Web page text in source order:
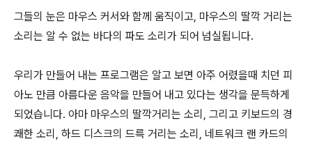
그들의 눈은 마우스 커서와 함께 움직이고, 마우스의 딸깍 거리는
소리는 알 수 없는 바다의 파도 소리가 되어 넘실됩니다.
우리가 만들어 내는 프로그램은 알고 보면 아주 어렸을때 치던 피
아노 만큼 아름다운 음악을 만들어 내고 있다는 생각을 문득하게
되었습니다. 아마 마우스의 딸깍거리는 소리, 그리고 키보드의 경
쾌한 소리, 하드 디스크의 드륵 거리는 소리, 네트워크 랜 카드의